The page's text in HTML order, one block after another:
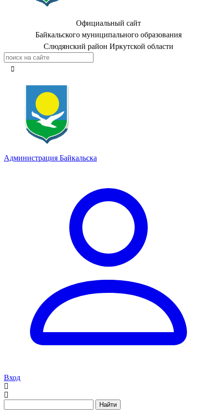
Официальный сайт
Байкальского муниципального образования
Слюдянский район Иркутской области
Администрация Байкальска
Вход
Найти